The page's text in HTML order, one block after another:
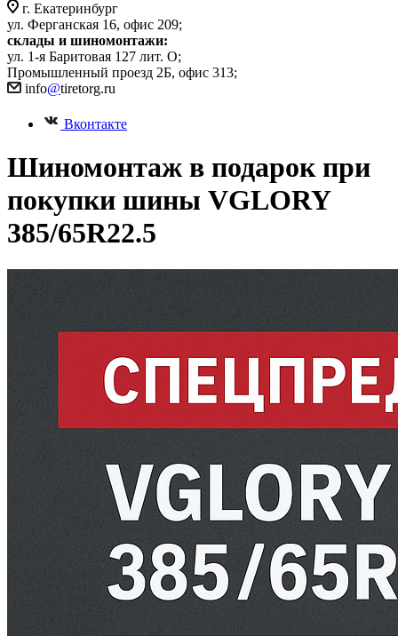
г. Екатеринбург
ул. Ферганская 16, офис 209;
склады и шиномонтажи:
ул. 1-я Баритовая 127 лит. О;
Промышленный проезд 2Б, офис 313;
info@tiretorg.ru
Вконтакте
Шиномонтаж в подарок при
покупки шины VGLORY
385/65R22.5